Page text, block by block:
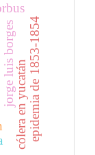
jorge luis borgescólera en yucatánepidemia de 1853-1854